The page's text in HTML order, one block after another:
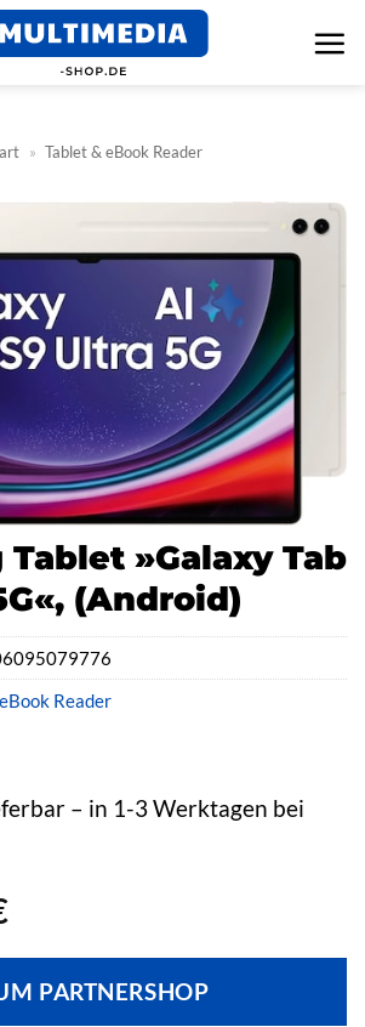
» Tablet & eBook Reader
Tablet »Galaxy Tab
(Android)
– in 1-3 Werktagen bei
PARTNERSHOP
Reader